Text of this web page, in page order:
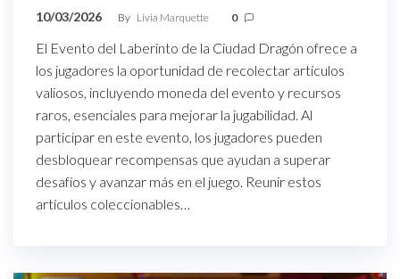
10/03/2026 By Livia Marquette 0
El Evento del Laberinto de la Ciudad Dragón ofrece a
los jugadores la oportunidad de recolectar artículos
valiosos, incluyendo moneda del evento y recursos
raros, esenciales para mejorar la jugabilidad. Al
participar en este evento, los jugadores pueden
desbloquear recompensas que ayudan a superar
desafíos y avanzar más en el juego. Reunir estos
artículos coleccionables…